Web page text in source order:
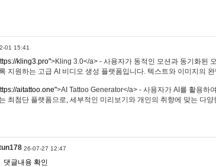
01 15:41
kling3.pro">Kling 3.0</a> - 사용자가 동적인 모션과 동기화된
지원하는 고급 AI 비디오 생성 플랫폼입니다. 텍스트와 이미지의
aitattoo.one">AI Tattoo Generator</a> - 사용자가 AI를 활용하
최첨단 플랫폼으로, 세부적인 미리보기와 개인의 취향에 맞는 다
26-07-27 12:47
댓글내용 확인